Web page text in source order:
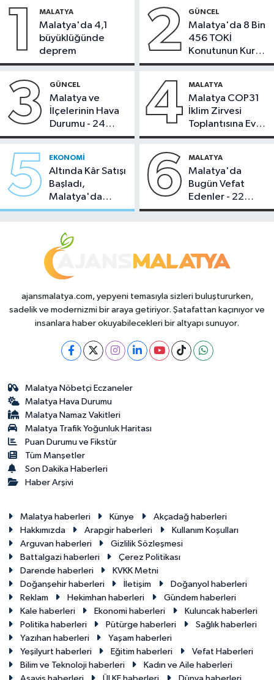
1 MALATYA
Malatya'da 4,1
büyüklüğünde
deprem
2 GÜNCEL
Malatya'da 8 Bin
456 TOKİ
Konutunun Kurası
Bugün Çekiliyor
3 GÜNCEL
Malatya ve
İlçelerinin Hava
Durumu - 24
Temmuz 2026
4 MALATYA
Malatya COP31
İklim Zirvesi
Toplantısına Ev
Sahipliği Yaptı
5 EKONOMI
Altında Kâr Satışı
Başladı,
Malatya'da
Makas Ne
6 MALATYA
Malatya'da
Bugün Vefat
Edenler - 22
Temmuz 2026
ajansmalatya.com, yepyeni temasıyla sizleri buluştururken,
sadelik ve modernizmi bir araya getiriyor. Şatafattan kaçınıyor ve
insanlara haber okuyabilecekleri bir altyapı sunuyor.
Malatya Nöbetçi Eczaneler
Malatya Hava Durumu
Malatya Namaz Vakitleri
Malatya Trafik Yoğunluk Haritası
Puan Durumu ve Fikstür
Tüm Manşetler
Son Dakika Haberleri
Haber Arşivi
Malatya haberleri Künye
Akçadağ haberleri
Hakkımızda
Arapgir haberleri
Kullanım Koşulları
Arguvan haberleri
Gizlilik Sözleşmesi
Battalgazi haberleri
Çerez Politikası
Darende haberleri
KVKK Metni
Doğanşehir haberleri
İletişim
Doğanyol haberleri
Reklam
Hekimhan haberleri
Gündem haberleri
Kale haberleri
Ekonomi haberleri
Kuluncak haberleri
Politika haberleri
Pütürge haberleri
Sağlık haberleri
Yazıhan haberleri
Yaşam haberleri
Yeşilyurt haberleri
Eğitim haberleri
Vefat Haberleri
Bilim ve Teknoloji haberleri
Kadın ve Aile haberleri